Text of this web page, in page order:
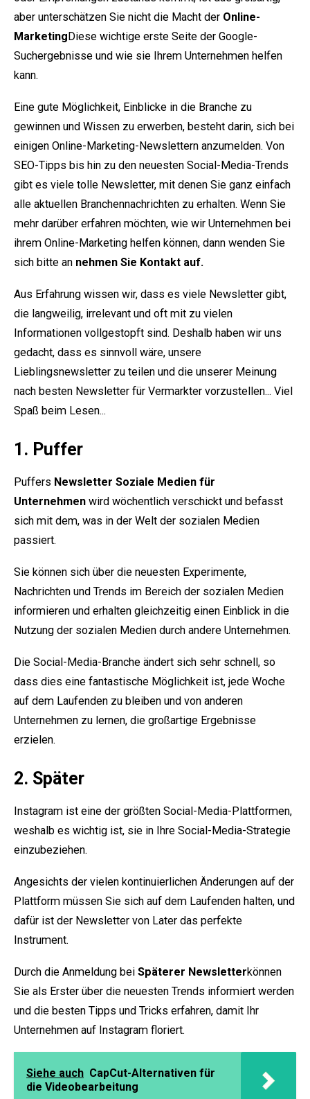
aber unterschätzen Sie nicht die Macht der Online-
MarketingDiese wichtige erste Seite der Google-
Suchergebnisse und wie sie Ihrem Unternehmen helfen
kann.
Eine gute Möglichkeit, Einblicke in die Branche zu
gewinnen und Wissen zu erwerben, besteht darin, sich bei
einigen Online-Marketing-Newslettern anzumelden. Von
SEO-Tipps bis hin zu den neuesten Social-Media-Trends
gibt es viele tolle Newsletter, mit denen Sie ganz einfach
alle aktuellen Branchennachrichten zu erhalten. Wenn Sie
mehr darüber erfahren möchten, wie wir Unternehmen bei
ihrem Online-Marketing helfen können, dann wenden Sie
sich bitte an nehmen Sie Kontakt auf.
Aus Erfahrung wissen wir, dass es viele Newsletter gibt,
die langweilig, irrelevant und oft mit zu vielen
Informationen vollgestopft sind. Deshalb haben wir uns
gedacht, dass es sinnvoll wäre, unsere
Lieblingsnewsletter zu teilen und die unserer Meinung
nach besten Newsletter für Vermarkter vorzustellen... Viel
Spaß beim Lesen...
1. Puffer
Puffers Newsletter Soziale Medien für
Unternehmen wird wöchentlich verschickt und befasst
sich mit dem, was in der Welt der sozialen Medien
passiert.
Sie können sich über die neuesten Experimente,
Nachrichten und Trends im Bereich der sozialen Medien
informieren und erhalten gleichzeitig einen Einblick in die
Nutzung der sozialen Medien durch andere Unternehmen.
Die Social-Media-Branche ändert sich sehr schnell, so
dass dies eine fantastische Möglichkeit ist, jede Woche
auf dem Laufenden zu bleiben und von anderen
Unternehmen zu lernen, die großartige Ergebnisse
erzielen.
2. Später
Instagram ist eine der größten Social-Media-Plattformen,
weshalb es wichtig ist, sie in Ihre Social-Media-Strategie
einzubeziehen.
Angesichts der vielen kontinuierlichen Änderungen auf der
Plattform müssen Sie sich auf dem Laufenden halten, und
dafür ist der Newsletter von Later das perfekte
Instrument.
Durch die Anmeldung bei Späterer Newsletterkönnen
Sie als Erster über die neuesten Trends informiert werden
und die besten Tipps und Tricks erfahren, damit Ihr
Unternehmen auf Instagram floriert.
Siehe auch CapCut-Alternativen für
die Videobearbeitung